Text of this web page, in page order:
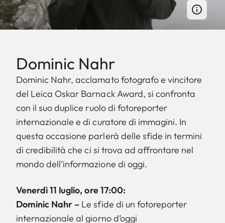
Dominic Nahr
Dominic Nahr, acclamato fotografo e vincitore
del Leica Oskar Barnack Award, si confronta
con il suo duplice ruolo di fotoreporter
internazionale e di curatore di immagini. In
questa occasione parlerà delle sfide in termini
di credibilità che ci si trova ad affrontare nel
mondo dell’informazione di oggi.
Venerdì 11 luglio, ore 17:00:
Dominic Nahr – Le sfide di un fotoreporter
internazionale al giorno d’oggi